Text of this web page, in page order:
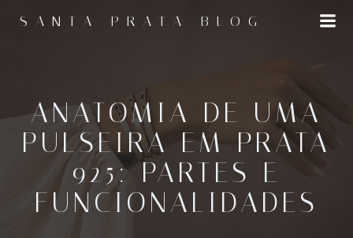
para
SANTA PRATA BLOG
ANATOMIA DE UMA
PULSEIRA EM PRATA
925: PARTES E
FUNCIONALIDADES